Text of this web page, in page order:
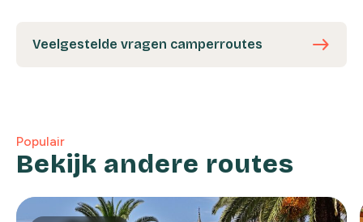
east
Veelgestelde vragen camperroutes
Populair
Bekijk andere routes